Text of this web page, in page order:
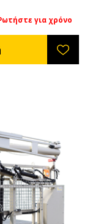
για χρόνο